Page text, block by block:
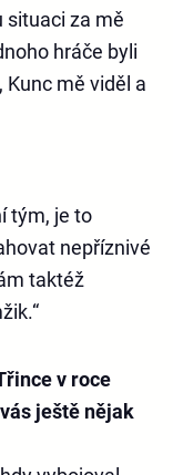
situaci za mě
hráče byli
mě viděl a
tým, je to
nepříznivé
taktéž
v roce
ještě nějak